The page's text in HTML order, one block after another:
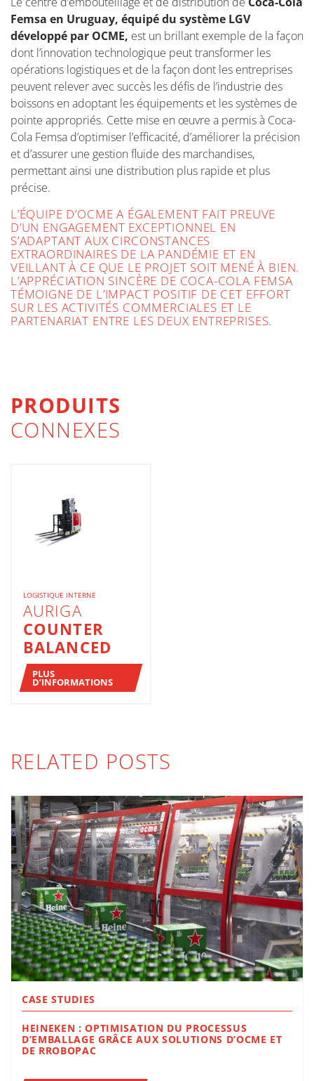
Femsa en Uruguay, équipé du système LGV
développé par OCME, est un brillant exemple de la façon
dont l’innovation technologique peut transformer les
opérations logistiques et de la façon dont les entreprises
peuvent relever avec succès les défis de l’industrie des
boissons en adoptant les équipements et les systèmes de
pointe appropriés. Cette mise en œuvre a permis à Coca-
Cola Femsa d’optimiser l’efficacité, d’améliorer la précision
et d’assurer une gestion fluide des marchandises,
permettant ainsi une distribution plus rapide et plus
précise.
L’ÉQUIPE D’OCME A ÉGALEMENT FAIT PREUVE
D’UN ENGAGEMENT EXCEPTIONNEL EN
S’ADAPTANT AUX CIRCONSTANCES
EXTRAORDINAIRES DE LA PANDÉMIE ET EN
VEILLANT À CE QUE LE PROJET SOIT MENÉ À BIEN.
L’APPRÉCIATION SINCÈRE DE COCA-COLA FEMSA
TÉMOIGNE DE L’IMPACT POSITIF DE CET EFFORT
SUR LES ACTIVITÉS COMMERCIALES ET LE
PARTENARIAT ENTRE LES DEUX ENTREPRISES.
PRODUITS
CONNEXES
LOGISTIQUE INTERNE
AURIGA
COUNTER
BALANCED
PLUS
D’INFORMATIONS
RELATED POSTS
CASE STUDIES
HEINEKEN : OPTIMISATION DU PROCESSUS
D’EMBALLAGE GRÂCE AUX SOLUTIONS D’OCME ET
DE RROBOPAC